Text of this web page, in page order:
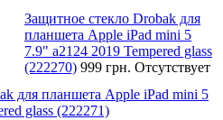
Защитное стекло Drobak для
планшета Apple iPad mini 5
7.9" a2124 2019 Tempered glass
(222270) 999 грн. Отсутствует
для планшета Apple iPad mini 5
glass (222271)